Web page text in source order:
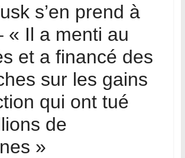
s’en prend à
« Il a menti au
et a financé des
sur les gains
qui ont tué
de
»